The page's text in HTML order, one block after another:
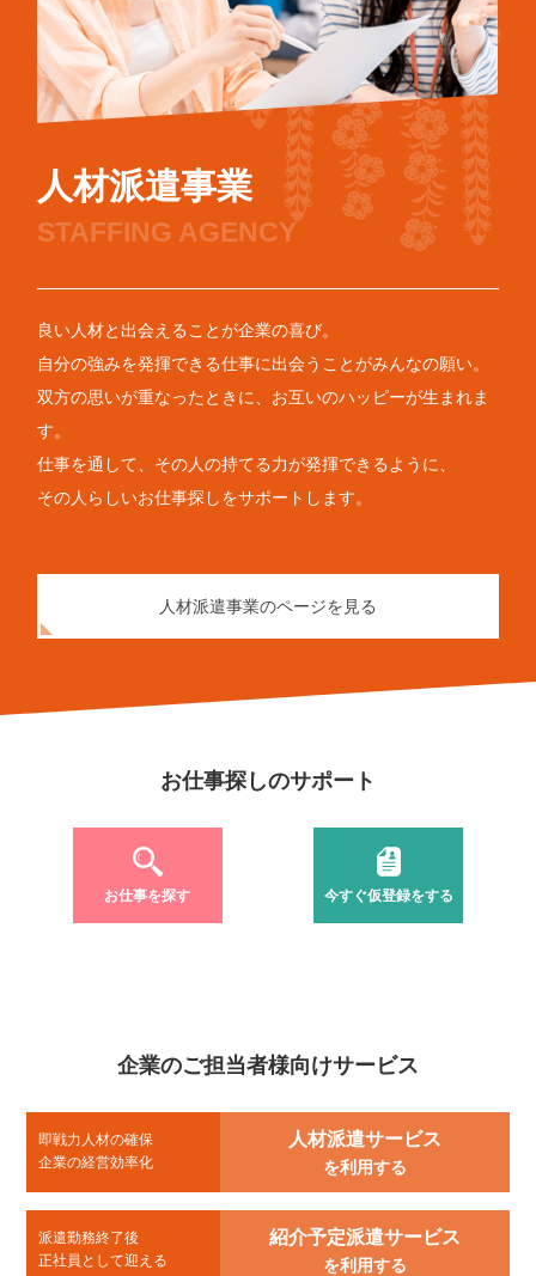
人材派遣事業
STAFFING AGENCY
良い人材と出会えることが企業の喜び。
自分の強みを発揮できる仕事に出会うことがみんなの願い。
双方の思いが重なったときに、お互いのハッピーが生まれま
す。
仕事を通して、その人の持てる力が発揮できるように、
その人らしいお仕事探しをサポートします。
人材派遣事業のページを見る
お仕事探しのサポート
お仕事を探す 今すぐ仮登録をする
企業のご担当者様向けサービス
即戦力人材の確保
企業の経営効率化
人材派遣サービス
を利用する
派遣勤務終了後
正社員として迎える
紹介予定派遣サービス
を利用する